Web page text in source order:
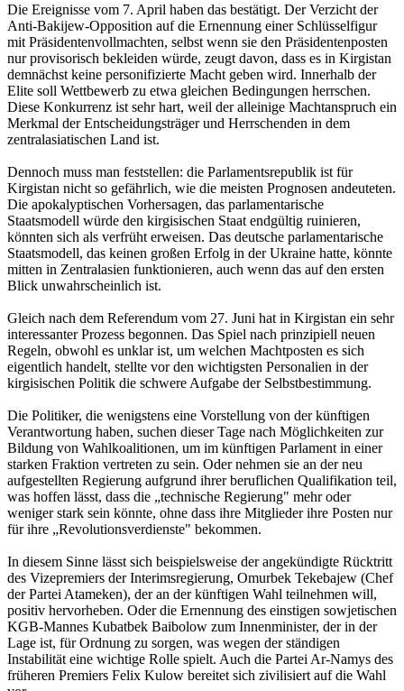
Die Ereignisse vom 7. April haben das bestätigt. Der Verzicht der
Anti-Bakijew-Opposition auf die Ernennung einer Schlüsselfigur
mit Präsidentenvollmachten, selbst wenn sie den Präsidentenposten
nur provisorisch bekleiden würde, zeugt davon, dass es in Kirgistan
demnächst keine personifizierte Macht geben wird. Innerhalb der
Elite soll Wettbewerb zu etwa gleichen Bedingungen herrschen.
Diese Konkurrenz ist sehr hart, weil der alleinige Machtanspruch ein
Merkmal der Entscheidungsträger und Herrschenden in dem
zentralasiatischen Land ist.
Dennoch muss man feststellen: die Parlamentsrepublik ist für
Kirgistan nicht so gefährlich, wie die meisten Prognosen andeuteten.
Die apokalyptischen Vorhersagen, das parlamentarische
Staatsmodell würde den kirgisischen Staat endgültig ruinieren,
könnten sich als verfrüht erweisen. Das deutsche parlamentarische
Staatsmodell, das keinen großen Erfolg in der Ukraine hatte, könnte
mitten in Zentralasien funktionieren, auch wenn das auf den ersten
Blick unwahrscheinlich ist.
Gleich nach dem Referendum vom 27. Juni hat in Kirgistan ein sehr
interessanter Prozess begonnen. Das Spiel nach prinzipiell neuen
Regeln, obwohl es unklar ist, um welchen Machtposten es sich
eigentlich handelt, stellte vor den wichtigsten Personalien in der
kirgisischen Politik die schwere Aufgabe der Selbstbestimmung.
Die Politiker, die wenigstens eine Vorstellung von der künftigen
Verantwortung haben, suchen dieser Tage nach Möglichkeiten zur
Bildung von Wahlkoalitionen, um im künftigen Parlament in einer
starken Fraktion vertreten zu sein. Oder nehmen sie an der neu
aufgestellten Regierung aufgrund ihrer beruflichen Qualifikation teil,
was hoffen lässt, dass die „technische Regierung" mehr oder
weniger stark sein könnte, ohne dass ihre Mitglieder ihre Posten nur
für ihre „Revolutionsverdienste" bekommen.
In diesem Sinne lässt sich beispielsweise der angekündigte Rücktritt
des Vizepremiers der Interimsregierung, Omurbek Tekebajew (Chef
der Partei Atameken), der an der künftigen Wahl teilnehmen will,
positiv hervorheben. Oder die Ernennung des einstigen sowjetischen
KGB-Mannes Kubatbek Baibolow zum Innenminister, der in der
Lage ist, für Ordnung zu sorgen, was wegen der ständigen
Instabilität eine wichtige Rolle spielt. Auch die Partei Ar-Namys des
früheren Premiers Felix Kulow bereitet sich zivilisiert auf die Wahl